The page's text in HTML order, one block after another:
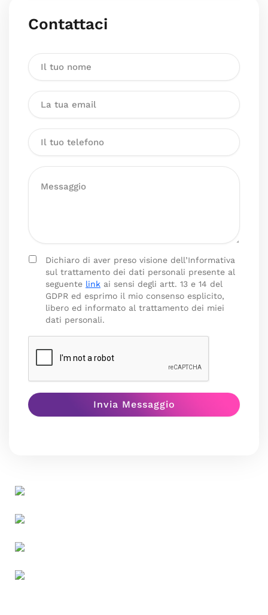
Contattaci
Dichiaro di aver preso visione dell’Informativa
sul trattamento dei dati personali presente al
seguente link ai sensi degli artt. 13 e 14 del
GDPR ed esprimo il mio consenso esplicito,
libero ed informato al trattamento dei miei
dati personali.